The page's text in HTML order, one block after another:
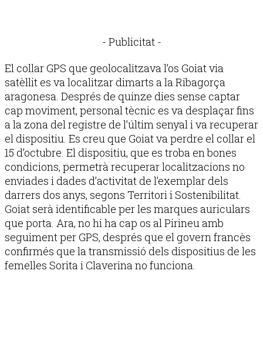
- Publicitat -
El collar GPS que geolocalitzava l’os Goiat via
satèl·lit es va localitzar dimarts a la Ribagorça
aragonesa. Després de quinze dies sense captar
cap moviment, personal tècnic es va desplaçar fins
a la zona del registre de l’últim senyal i va recuperar
el dispositiu. Es creu que Goiat va perdre el collar el
15 d’octubre. El dispositiu, que es troba en bones
condicions, permetrà recuperar localitzacions no
enviades i dades d’activitat de l’exemplar dels
darrers dos anys, segons Territori i Sostenibilitat.
Goiat serà identificable per les marques auriculars
que porta. Ara, no hi ha cap os al Pirineu amb
seguiment per GPS, després que el govern francès
confirmés que la transmissió dels dispositius de les
femelles Sorita i Claverina no funciona.